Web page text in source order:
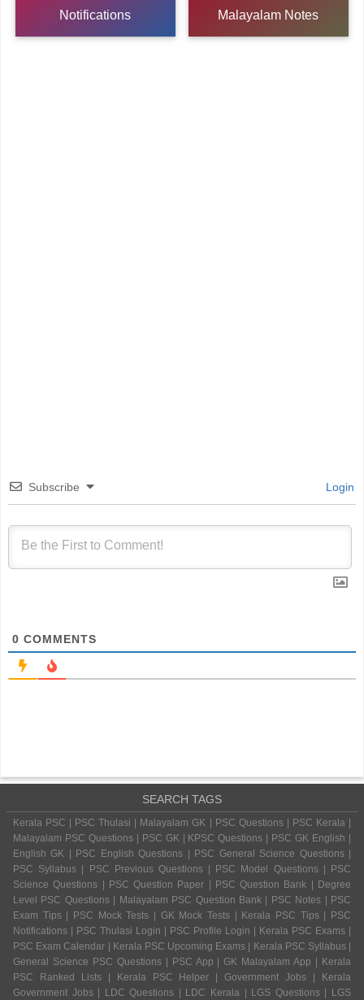
Notifications Malayalam Notes
Subscribe Login
0 COMMENTS
SEARCH TAGS
Kerala PSC | PSC Thulasi | Malayalam GK | PSC Questions | PSC Kerala |
Malayalam PSC Questions | PSC GK | KPSC Questions | PSC GK English |
English GK | PSC English Questions | PSC General Science Questions |
PSC Syllabus | PSC Previous Questions | PSC Model Questions | PSC
Science Questions | PSC Question Paper | PSC Question Bank | Degree
Level PSC Questions | Malayalam PSC Question Bank | PSC Notes | PSC
Exam Tips | PSC Mock Tests | GK Mock Tests | Kerala PSC Tips | PSC
Notifications | PSC Thulasi Login | PSC Profile Login | Kerala PSC Exams |
PSC Exam Calendar | Kerala PSC Upcoming Exams | Kerala PSC Syllabus |
General Science PSC Questions | PSC App | GK Malayalam App | Kerala
PSC Ranked Lists | Kerala PSC Helper | Government Jobs | Kerala
Government Jobs | LDC Questions | LDC Kerala | LGS Questions | LGS